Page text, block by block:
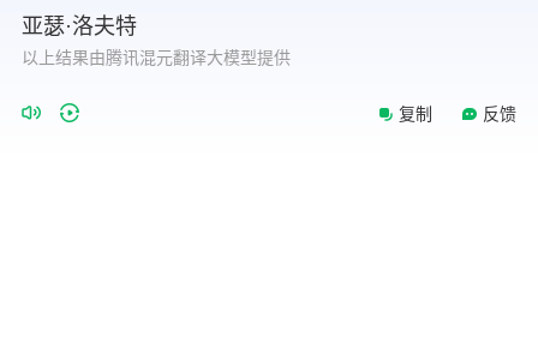
亚瑟·洛夫特
以上结果由腾讯混元翻译大模型提供
复制 反馈